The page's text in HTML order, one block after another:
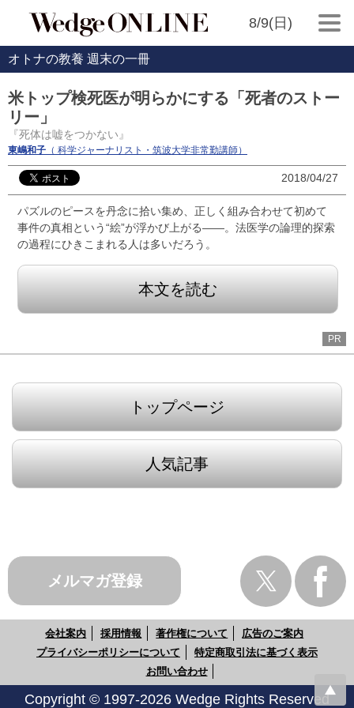
8/9(日)
オトナの教養 週末の一冊
米トップ検死医が明らかにする「死者のストー
リー」
『死体は嘘をつかない』
東嶋和子 （ 科学ジャーナリスト・筑波大学非常勤講師）
2018/04/27
パズルのピースを丹念に拾い集め、正しく組み合わせて初めて
事件の真相という“絵”が浮かび上がる――。法医学の論理的探索
の過程にひきこまれる人は多いだろう。
本文を読む
PR
トップページ
人気記事
メルマガ登録
会社案内 採用情報 著作権について
広告のご案内
プライバシーポリシーについて
特定商取引法に基づく表示
お問い合わせ
Copyright © 1997-2026 Wedge Rights Reserved